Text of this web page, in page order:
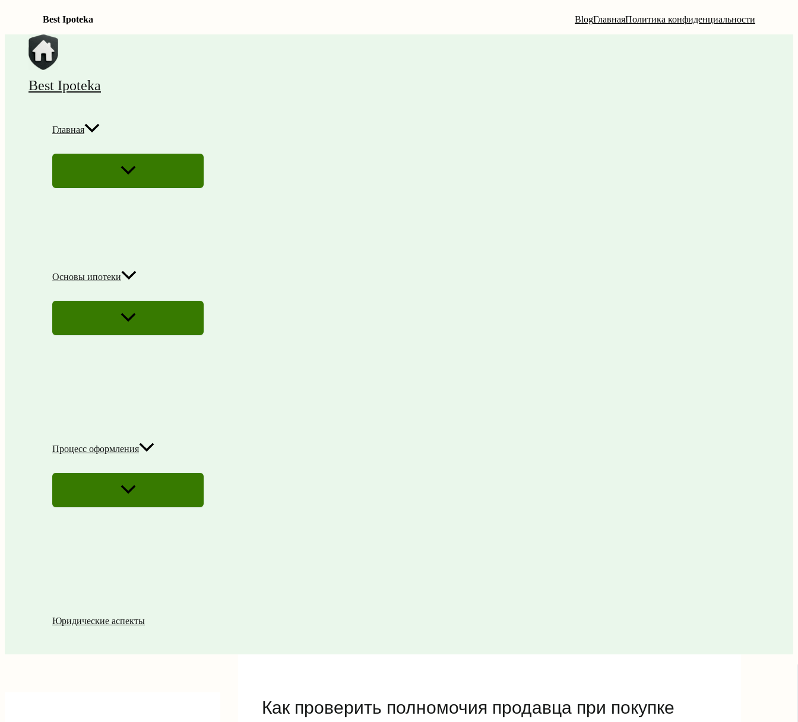
Best Ipoteka BlogГлавнаяПолитика конфиденциальности
Перейти
содержимому
Best Ipoteka
Главная
ПЕРЕКЛЮЧАТЕЛЬ
МЕНЮ
Основы ипотеки
ПЕРЕКЛЮЧАТЕЛЬ
МЕНЮ
Процесс оформления
ПЕРЕКЛЮЧАТЕЛЬ
Юридические аспекты
Как проверить полномочия продавца при покупке